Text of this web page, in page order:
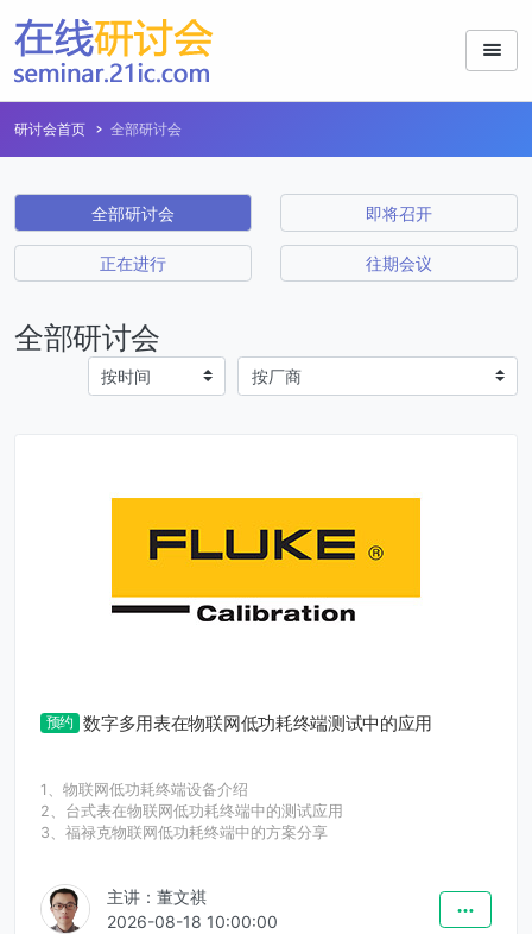
研讨会首页 全部研讨会
全部研讨会 即将召开
正在进行 往期会议
全部研讨会
预约 数字多用表在物联网低功耗终端测试中的应用
1、物联网低功耗终端设备介绍
2、台式表在物联网低功耗终端中的测试应用
3、福禄克物联网低功耗终端中的方案分享
主讲：董文祺
2026-08-18 10:00:00